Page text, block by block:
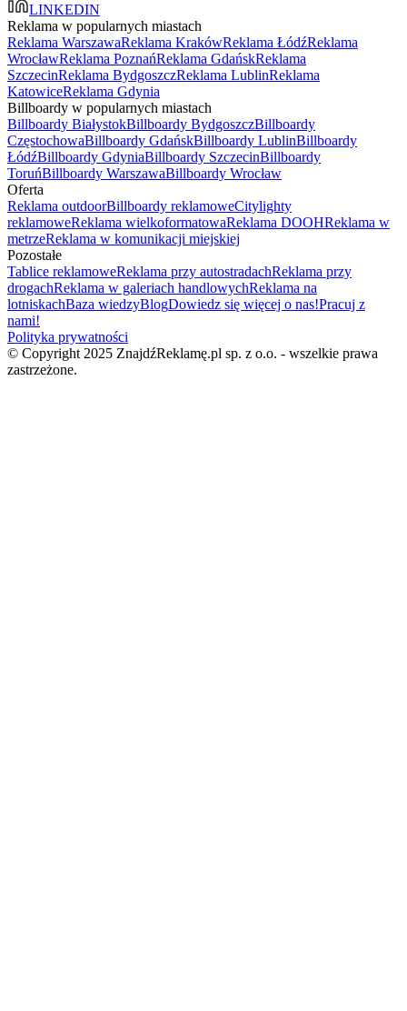
LINKEDIN
Reklama w popularnych miastach
Reklama WarszawaReklama KrakówReklama ŁódźReklama
WrocławReklama PoznańReklama GdańskReklama
SzczecinReklama BydgoszczReklama LublinReklama
KatowiceReklama Gdynia
Billboardy w popularnych miastach
Billboardy BiałystokBillboardy BydgoszczBillboardy
CzęstochowaBillboardy GdańskBillboardy LublinBillboardy
ŁódźBillboardy GdyniaBillboardy SzczecinBillboardy
ToruńBillboardy WarszawaBillboardy Wrocław
Oferta
Reklama outdoorBillboardy reklamoweCitylighty
reklamoweReklama wielkoformatowaReklama DOOHReklama w
metrzeReklama w komunikacji miejskiej
Pozostałe
Tablice reklamoweReklama przy autostradachReklama przy
drogachReklama w galeriach handlowychReklama na
lotniskachBaza wiedzyBlogDowiedz się więcej o nas!Pracuj z
nami!
Polityka prywatności
© Copyright 2025 ZnajdźReklamę.pl sp. z o.o. - wszelkie prawa
zastrzeżone.